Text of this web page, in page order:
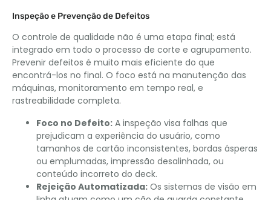
Inspeção e Prevenção de Defeitos
O controle de qualidade não é uma etapa final; está
integrado em todo o processo de corte e agrupamento.
Prevenir defeitos é muito mais eficiente do que
encontrá-los no final. O foco está na manutenção das
máquinas, monitoramento em tempo real, e
rastreabilidade completa.
Foco no Defeito: A inspeção visa falhas que
prejudicam a experiência do usuário, como
tamanhos de cartão inconsistentes, bordas ásperas
ou emplumadas, impressão desalinhada, ou
conteúdo incorreto do deck.
Rejeição Automatizada: Os sistemas de visão em